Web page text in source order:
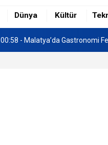
Dünya Kültür
00:58 - Malatya’da Gastronomi
00:49 - Battalgazi Çöşnük'te